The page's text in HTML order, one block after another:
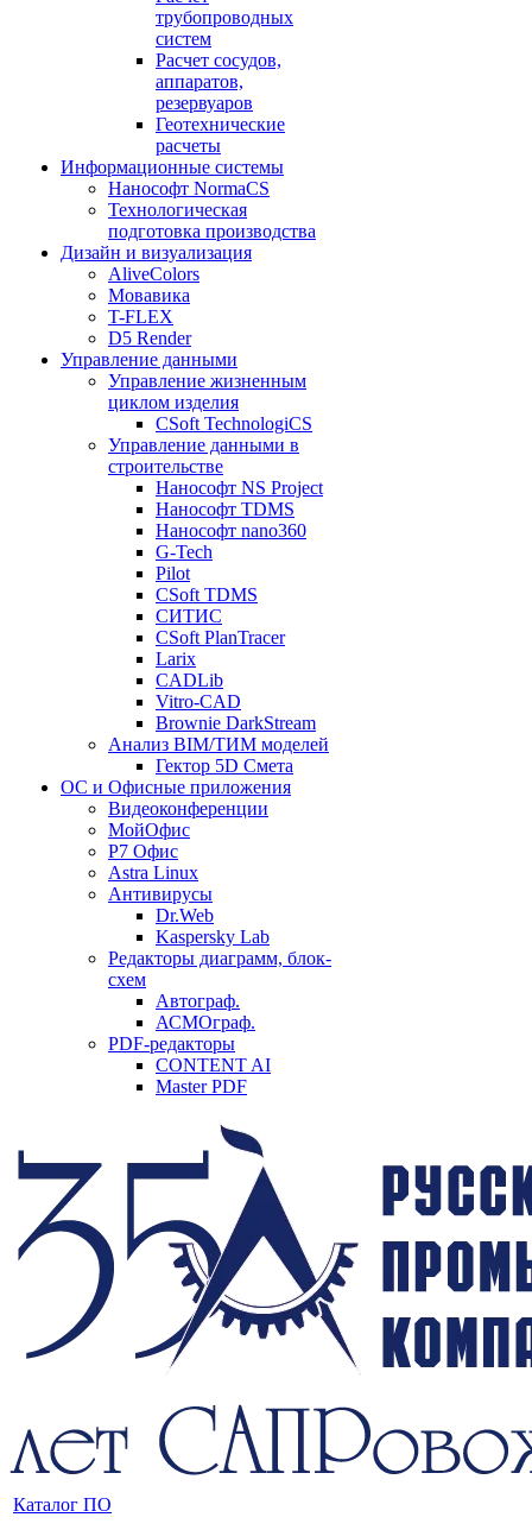
трубопроводных
систем
Расчет сосудов,
аппаратов,
резервуаров
Геотехнические
расчеты
Информационные системы
Нанософт NormaCS
Технологическая
подготовка производства
Дизайн и визуализация
AliveColors
Мовавика
T-FLEX
D5 Render
Управление данными
Управление жизненным
циклом изделия
CSoft TechnologiCS
Управление данными в
строительстве
Нанософт NS Project
Нанософт TDMS
Нанософт nano360
G-Tech
Pilot
CSoft TDMS
СИТИС
CSoft PlanTracer
Larix
CADLib
Vitro-CAD
Brownie DarkStream
Анализ BIM/ТИМ моделей
Гектор 5D Смета
ОС и Офисные приложения
Видеоконференции
МойОфис
P7 Офис
Astra Linux
Антивирусы
Dr.Web
Kaspersky Lab
Редакторы диаграмм, блок-
схем
Автограф.
АСМОграф.
PDF-редакторы
CONTENT AI
Master PDF
Каталог ПО